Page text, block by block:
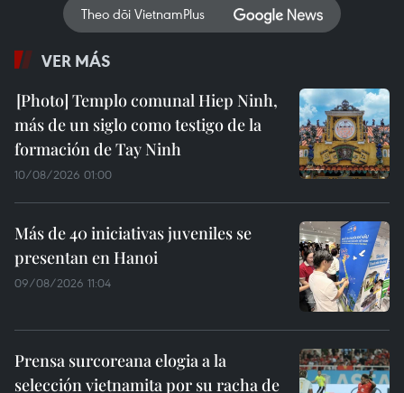
Theo dõi VietnamPlus
VER MÁS
Templo comunal Hiep Ninh,
más de un siglo como testigo de la
formación de Tay Ninh
10/08/2026 01:00
Más de 40 iniciativas juveniles se
presentan en Hanoi
09/08/2026 11:04
Prensa surcoreana elogia a la
selección vietnamita por su racha de